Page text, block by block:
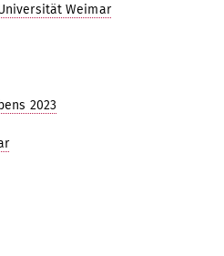
Weimar
2023